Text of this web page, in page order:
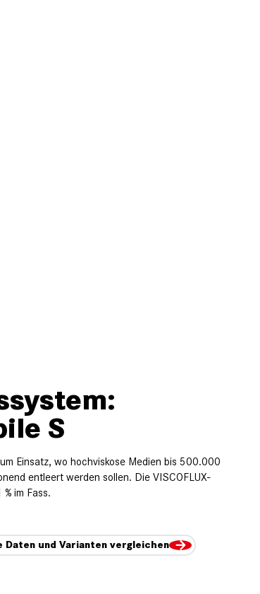
S
Einsatz, wo hochviskose Medien bis 500.000
entleert werden sollen. Die VISCOFLUX-
im Fass.
Daten und Varianten vergleichen